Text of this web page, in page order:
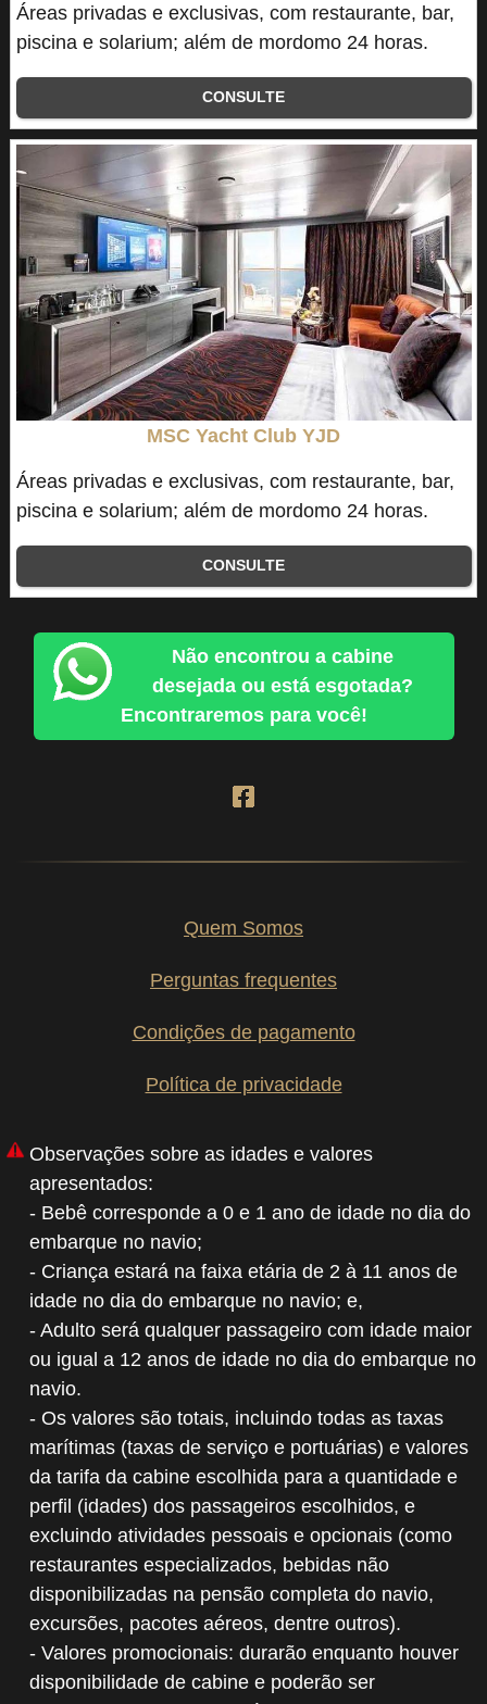
Áreas privadas e exclusivas, com restaurante, bar,
piscina e solarium; além de mordomo 24 horas.
CONSULTE
MSC Yacht Club YJD
Áreas privadas e exclusivas, com restaurante, bar,
piscina e solarium; além de mordomo 24 horas.
CONSULTE
Não encontrou a cabine
desejada ou está esgotada?
Encontraremos para você!
Quem Somos
Perguntas frequentes
Condições de pagamento
Política de privacidade
Observações sobre as idades e valores
apresentados:
- Bebê corresponde a 0 e 1 ano de idade no dia do
embarque no navio;
- Criança estará na faixa etária de 2 à 11 anos de
idade no dia do embarque no navio; e,
- Adulto será qualquer passageiro com idade maior
ou igual a 12 anos de idade no dia do embarque no
navio.
- Os valores são totais, incluindo todas as taxas
marítimas (taxas de serviço e portuárias) e valores
da tarifa da cabine escolhida para a quantidade e
perfil (idades) dos passageiros escolhidos, e
excluindo atividades pessoais e opcionais (como
restaurantes especializados, bebidas não
disponibilizadas na pensão completa do navio,
excursões, pacotes aéreos, dentre outros).
- Valores promocionais: durarão enquanto houver
disponibilidade de cabine e poderão ser